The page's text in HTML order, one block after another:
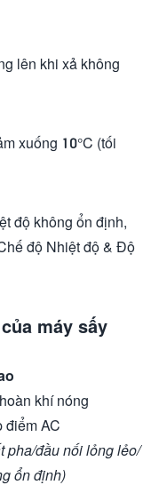
lên khi xả không
xuống 10°C (tối
độ không ổn định,
độ Nhiệt độ & Độ
máy sấy
khí nóng
điểm AC
pha/đầu nối lỏng lẻo/
ổn định)